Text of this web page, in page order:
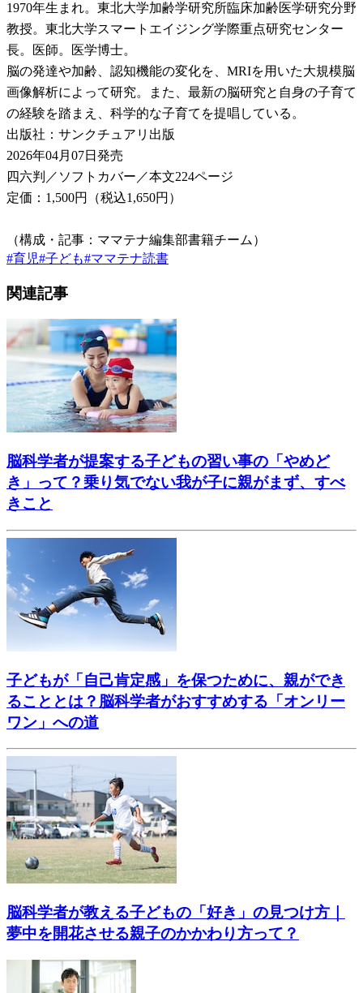
1970年生まれ。東北大学加齢学研究所臨床加齢医学研究分野
教授。東北大学スマートエイジング学際重点研究センター
長。医師。医学博士。
脳の発達や加齢、認知機能の変化を、MRIを用いた大規模脳
画像解析によって研究。また、最新の脳研究と自身の子育て
の経験を踏まえ、科学的な子育てを提唱している。
出版社：サンクチュアリ出版
2026年04月07日発売
四六判／ソフトカバー／本文224ページ
定価：1,500円（税込1,650円）
（構成・記事：ママテナ編集部書籍チーム）
#育児#子ども#ママテナ読書
関連記事
脳科学者が提案する子どもの習い事の「やめど
き」って？乗り気でない我が子に親がまず、すべ
きこと
子どもが「自己肯定感」を保つために、親ができ
ることとは？脳科学者がおすすめする「オンリー
ワン」への道
脳科学者が教える子どもの「好き」の見つけ方｜
夢中を開花させる親子のかかわり方って？